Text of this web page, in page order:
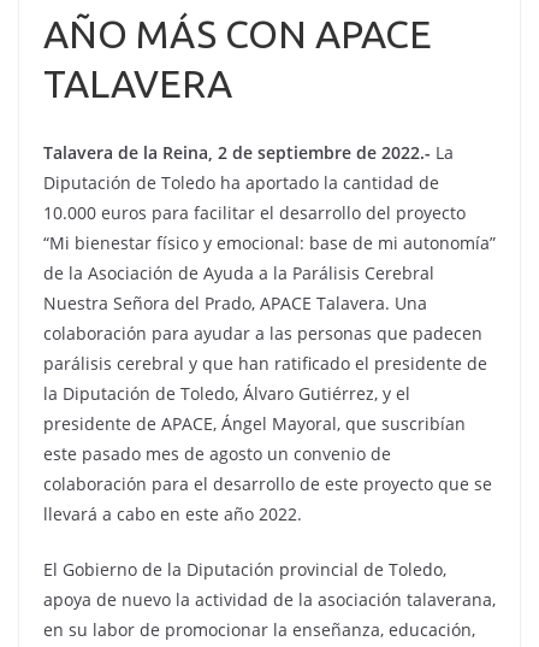
AÑO MÁS CON APACE
TALAVERA
Talavera de la Reina, 2 de septiembre de 2022.- La
Diputación de Toledo ha aportado la cantidad de
10.000 euros para facilitar el desarrollo del proyecto
“Mi bienestar físico y emocional: base de mi autonomía”
de la Asociación de Ayuda a la Parálisis Cerebral
Nuestra Señora del Prado, APACE Talavera. Una
colaboración para ayudar a las personas que padecen
parálisis cerebral y que han ratificado el presidente de
la Diputación de Toledo, Álvaro Gutiérrez, y el
presidente de APACE, Ángel Mayoral, que suscribían
este pasado mes de agosto un convenio de
colaboración para el desarrollo de este proyecto que se
llevará a cabo en este año 2022.
El Gobierno de la Diputación provincial de Toledo,
apoya de nuevo la actividad de la asociación talaverana,
en su labor de promocionar la enseñanza, educación,